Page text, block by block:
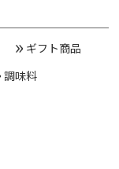
ギフト商品
調味料